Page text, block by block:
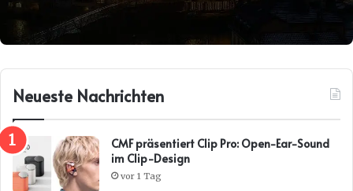
Neueste Nachrichten
CMF präsentiert Clip Pro: Open-Ear-Sound
im Clip-Design
vor 1 Tag